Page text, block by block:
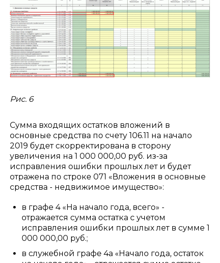
Рис. 6
Сумма входящих остатков вложений в
основные средства по счету 106.11 на начало
2019 будет скорректирована в сторону
увеличения на 1 000 000,00 руб. из-за
исправления ошибки прошлых лет и будет
отражена по строке 071 «Вложения в основные
средства - недвижимое имущество»:
в графе 4 «На начало года, всего» -
отражается сумма остатка с учетом
исправления ошибки прошлых лет в сумме 1
000 000,00 руб.;
в служебной графе 4а «Начало года, остаток